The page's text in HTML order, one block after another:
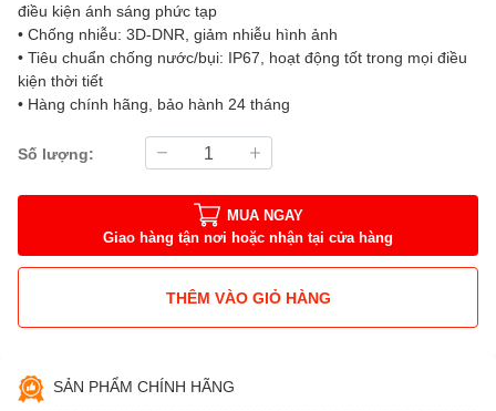
điều kiện ánh sáng phức tạp
• Chống nhiễu: 3D-DNR, giảm nhiễu hình ảnh
• Tiêu chuẩn chống nước/bụi: IP67, hoạt động tốt trong mọi điều
kiện thời tiết
• Hàng chính hãng, bảo hành 24 tháng
Số lượng:
MUA NGAY
Giao hàng tận nơi hoặc nhận tại cửa hàng
THÊM VÀO GIỎ HÀNG
SẢN PHẨM CHÍNH HÃNG